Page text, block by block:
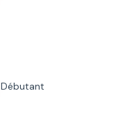
Débutant